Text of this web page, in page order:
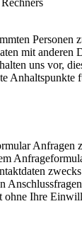
Personen
mit anderen
uns vor,
Anhaltspunkte
Anfragen
ohne Ihre